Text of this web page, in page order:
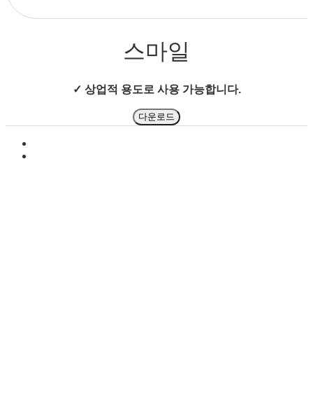
스마일
✓ 상업적 용도로 사용 가능합니다.
다운로드